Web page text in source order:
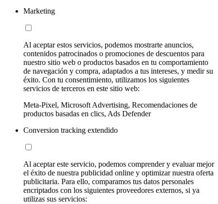
Marketing
Al aceptar estos servicios, podemos mostrarte anuncios,
contenidos patrocinados o promociones de descuentos para
nuestro sitio web o productos basados en tu comportamiento
de navegación y compra, adaptados a tus intereses, y medir su
éxito. Con tu consentimiento, utilizamos los siguientes
servicios de terceros en este sitio web:
Meta-Pixel, Microsoft Advertising, Recomendaciones de
productos basadas en clics, Ads Defender
Conversion tracking extendido
Al aceptar este servicio, podemos comprender y evaluar mejor
el éxito de nuestra publicidad online y optimizar nuestra oferta
publicitaria. Para ello, comparamos tus datos personales
encriptados con los siguientes proveedores externos, si ya
utilizas sus servicios: